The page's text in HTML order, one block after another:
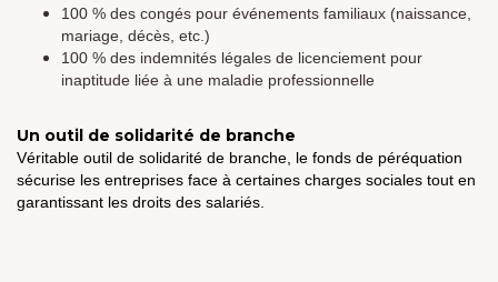
100 % des congés pour événements familiaux (naissance,
mariage, décès, etc.)
100 % des indemnités légales de licenciement pour
inaptitude liée à une maladie professionnelle
Un outil de solidarité de branche
Véritable outil de solidarité de branche, le fonds de péréquation
sécurise les entreprises face à certaines charges sociales tout en
garantissant les droits des salariés.